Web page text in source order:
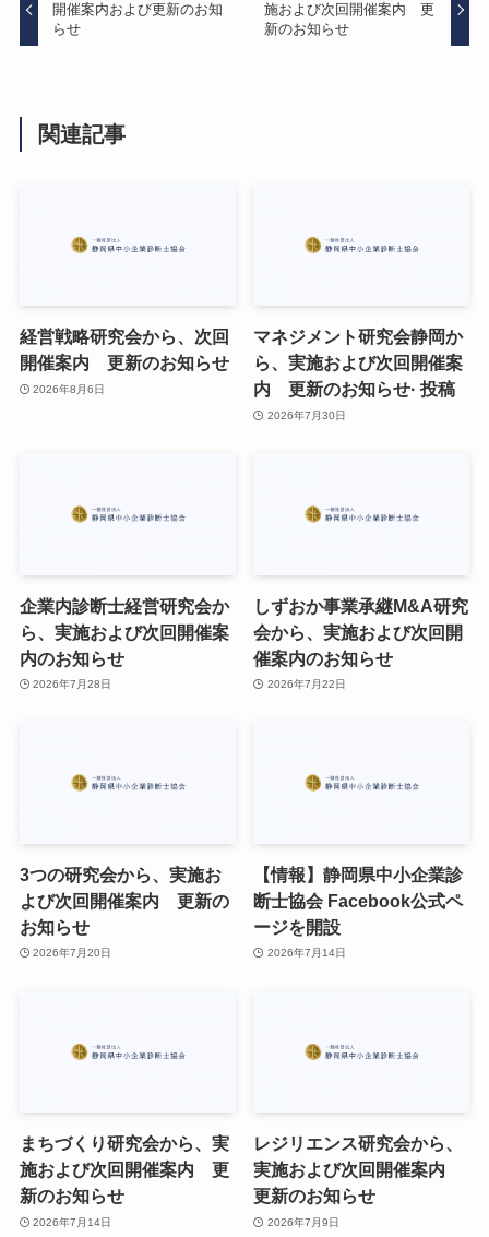
開催案内および更新のお知
らせ
施および次回開催案内 更
新のお知らせ
関連記事
経営戦略研究会から、次回
開催案内 更新のお知らせ
2026年8月6日
マネジメント研究会静岡か
ら、実施および次回開催案
内 更新のお知らせ· 投稿
2026年7月30日
企業内診断士経営研究会か
ら、実施および次回開催案
内のお知らせ
2026年7月28日
しずおか事業承継M&A研究
会から、実施および次回開
催案内のお知らせ
2026年7月22日
3つの研究会から、実施お
よび次回開催案内 更新の
お知らせ
2026年7月20日
【情報】静岡県中小企業診
断士協会 Facebook公式ペ
ージを開設
2026年7月14日
まちづくり研究会から、実
施および次回開催案内 更
新のお知らせ
2026年7月14日
レジリエンス研究会から、
実施および次回開催案内
更新のお知らせ
2026年7月9日